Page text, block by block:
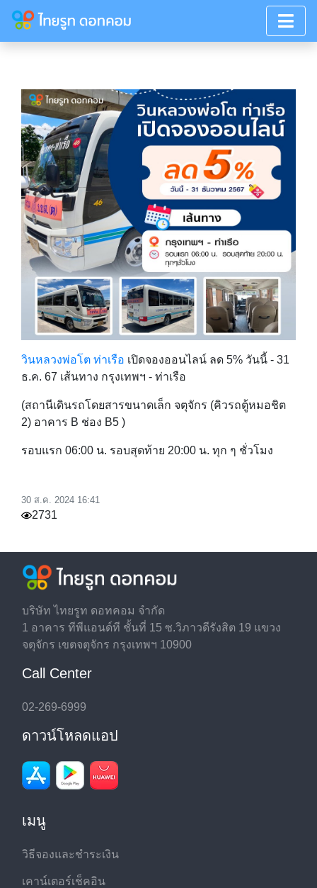
วินหลวงพ่อโต ท่าเรือ เปิดจองออนไลน์ ลด 5% วันนี้ - 31
ธ.ค. 67 เส้นทาง กรุงเทพฯ - ท่าเรือ
(สถานีเดินรถโดยสารขนาดเล็ก จตุจักร (คิวรถตู้หมอชิต
2) อาคาร B ช่อง B5 )
รอบแรก 06:00 น. รอบสุดท้าย 20:00 น. ทุก ๆ ชั่วโมง
30 ส.ค. 2024 16:41
2731
บริษัท ไทยรูท ดอทคอม จำกัด
1 อาคาร ทีพีแอนด์ที ชั้นที่ 15 ซ.วิภาวดีรังสิต 19 แขวง
จตุจักร เขตจตุจักร กรุงเทพฯ 10900
Call Center
02-269-6999
ดาวน์โหลดแอป
เมนู
วิธีจองและชำระเงิน
เคาน์เตอร์เช็คอิน